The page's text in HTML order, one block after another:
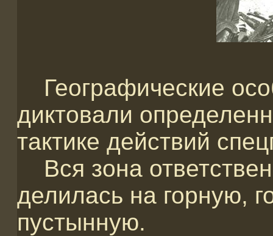
Географические
диктовали
тактике действий
Вся зона
делилась на горную,
пустынную.